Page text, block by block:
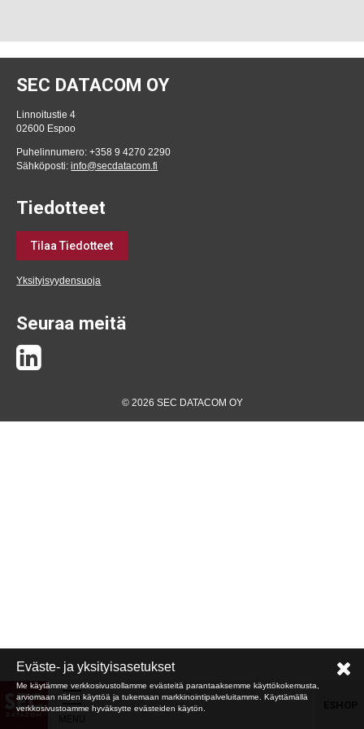
SEC DATACOM OY
Linnoitustie 4
02600 Espoo
Puhelinnumero: +358 9 4270 2290
Sähköposti:info@secdatacom.fi
Tiedotteet
Tilaa Tiedotteet
Yksityisyydensuoja
Seuraa meitä
© 2026 SEC DATACOM OY
Eväste- ja yksityisasetukset
Me käytämme verkkosivustollamme evästeitä parantaaksemme käyttökokemusta,
arviomaan niiden käyttöä ja tukemaan markkinointipalveluitamme. Käyttämällä
verkkosivustoamme hyväksytte evästeiden käytön.